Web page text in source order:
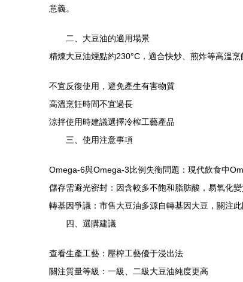
意義。
二、大豆油的適用場景
精煉大豆油煙點約230°C，適合快炒、煎炸等高溫烹
不宜反復使用，避免產生有害物質
高溫烹飪時間不宜過長
涼拌使用時建議選擇冷榨工藝產品
三、使用注意事項
Omega-6與Omega-3比例失衡問題：現代飲食中
儲存需避光密封：因含較多不飽和脂肪酸，易氧化
轉基因爭議：市售大豆油多源自轉基因大豆，關注
四、選購建議
查看生產工藝：壓榨工藝優于浸出法
關注質量等級：一級、二級大豆油純度更高